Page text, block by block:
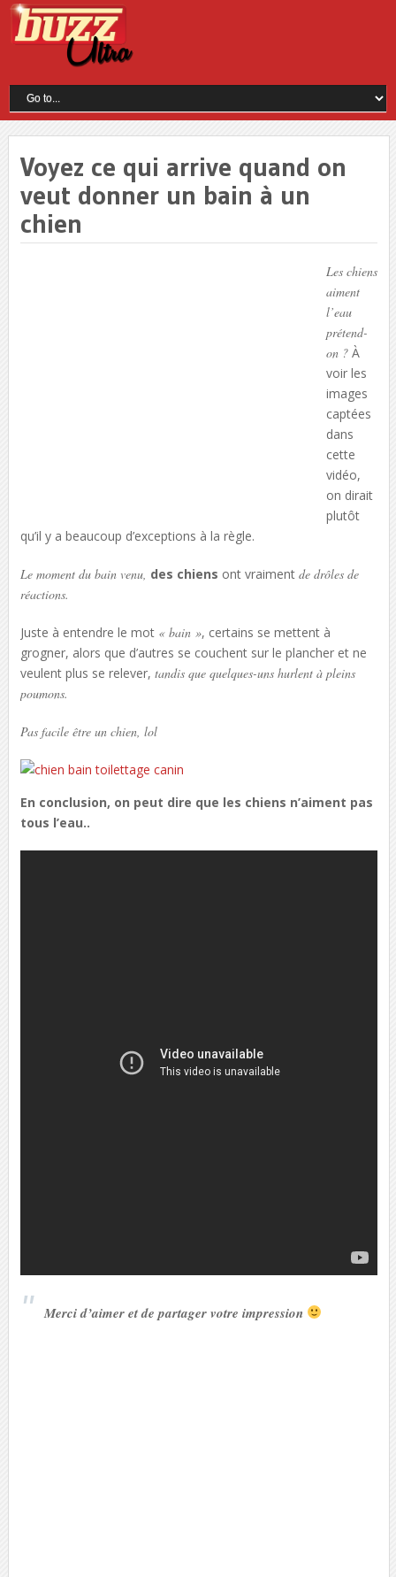
Voyez ce qui arrive quand on
veut donner un bain à un
chien
Les chiens
aiment
l’eau
prétend-
on ?À
voir les
images
captées
dans
cette
vidéo,
on dirait
plutôt
qu’il y a beaucoup d’exceptions à la règle.
Le moment du bain venu, des chiens ont vraiment de drôles de
réactions.
Juste à entendre le mot« bain », certains se mettent à
grogner, alors que d’autres se couchent sur le plancher et ne
veulent plus se relever, tandis que quelques-uns hurlent à pleins
poumons.
Pas facile être un chien, lol
En conclusion, on peut dire que les chiens n’aiment pas
tous l’eau..
Merci d’aimer et de partager votre impression